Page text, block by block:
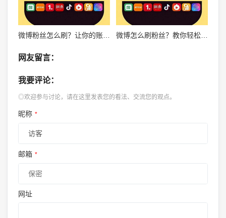
微博粉丝怎么刷？让你的账号快速涨粉的秘密武器！ 微博怎么刷粉丝？教你轻松涨粉的方法
网友留言：
我要评论：
◎欢迎参与讨论，请在这里发表您的看法、交流您的观点。
昵称 *
邮箱 *
网址